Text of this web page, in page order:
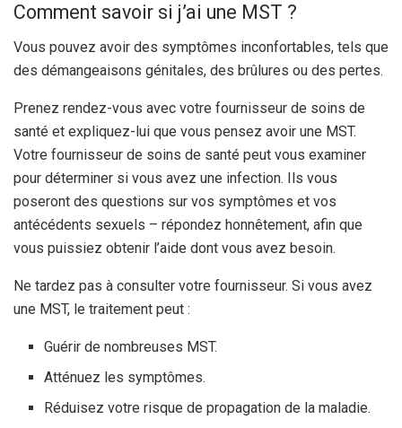
Comment savoir si j’ai une MST ?
Vous pouvez avoir des symptômes inconfortables, tels que
des démangeaisons génitales, des brûlures ou des pertes.
Prenez rendez-vous avec votre fournisseur de soins de
santé et expliquez-lui que vous pensez avoir une MST.
Votre fournisseur de soins de santé peut vous examiner
pour déterminer si vous avez une infection. Ils vous
poseront des questions sur vos symptômes et vos
antécédents sexuels – répondez honnêtement, afin que
vous puissiez obtenir l’aide dont vous avez besoin.
Ne tardez pas à consulter votre fournisseur. Si vous avez
une MST, le traitement peut :
Guérir de nombreuses MST.
Atténuez les symptômes.
Réduisez votre risque de propagation de la maladie.